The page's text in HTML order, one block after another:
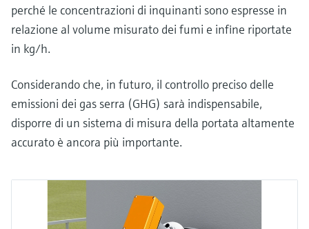
perché le concentrazioni di inquinanti sono espresse in
relazione al volume misurato dei fumi e infine riportate
in kg/h.
Considerando che, in futuro, il controllo preciso delle
emissioni dei gas serra (GHG) sarà indispensabile,
disporre di un sistema di misura della portata altamente
accurato è ancora più importante.